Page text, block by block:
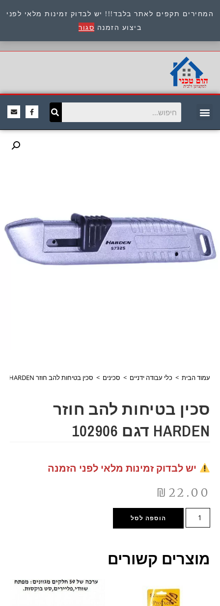
המחירים תקפים לאתר בלבד!!! יש לבדוק זמינות מלאי לפני
ביצוע הזמנה סגור
כתובת : היוזמים 9 אור יהודה שירות לקוחות 054-
8945722
עמוד הבית > כלי עבודה ידניים > סכינים > סכין בטיחות להב חוזר HARDEN דגם 102906
סכין בטיחות להב חוזר
HARDEN דגם 102906
יש לבדוק זמינות מלאי לפני הזמנה
₪ 22.00
הוספה לסל
מוצרים קשורים